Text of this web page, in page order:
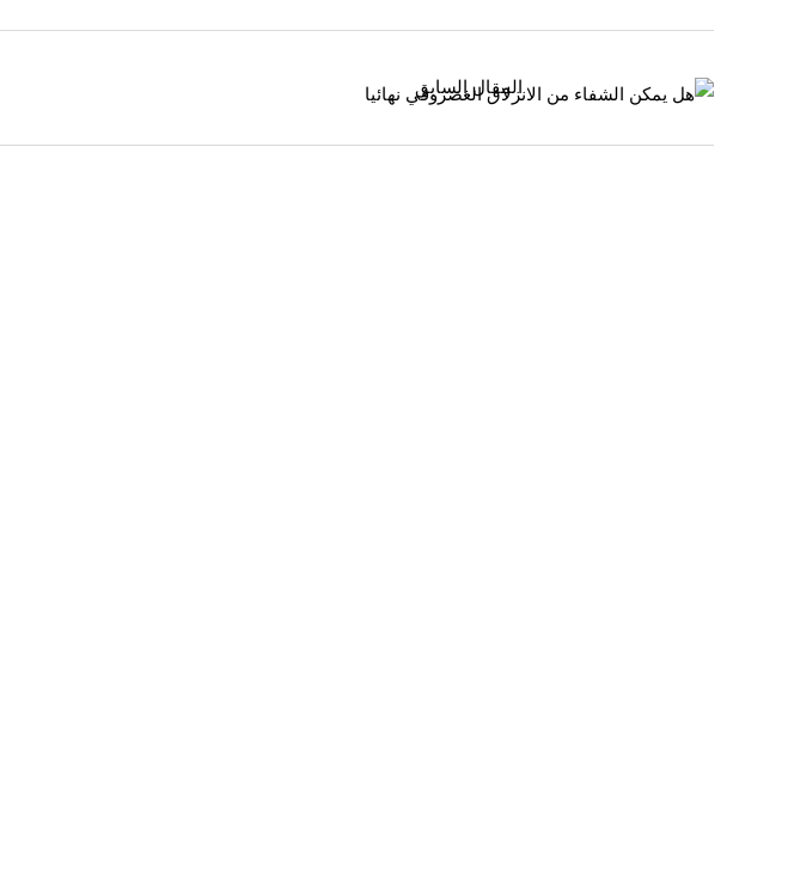
المقال السابق